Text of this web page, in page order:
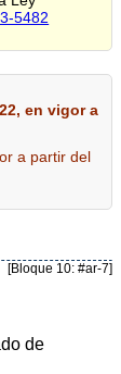
5482
en vigor a
a partir del
[Bloque 10: #ar-7]
de